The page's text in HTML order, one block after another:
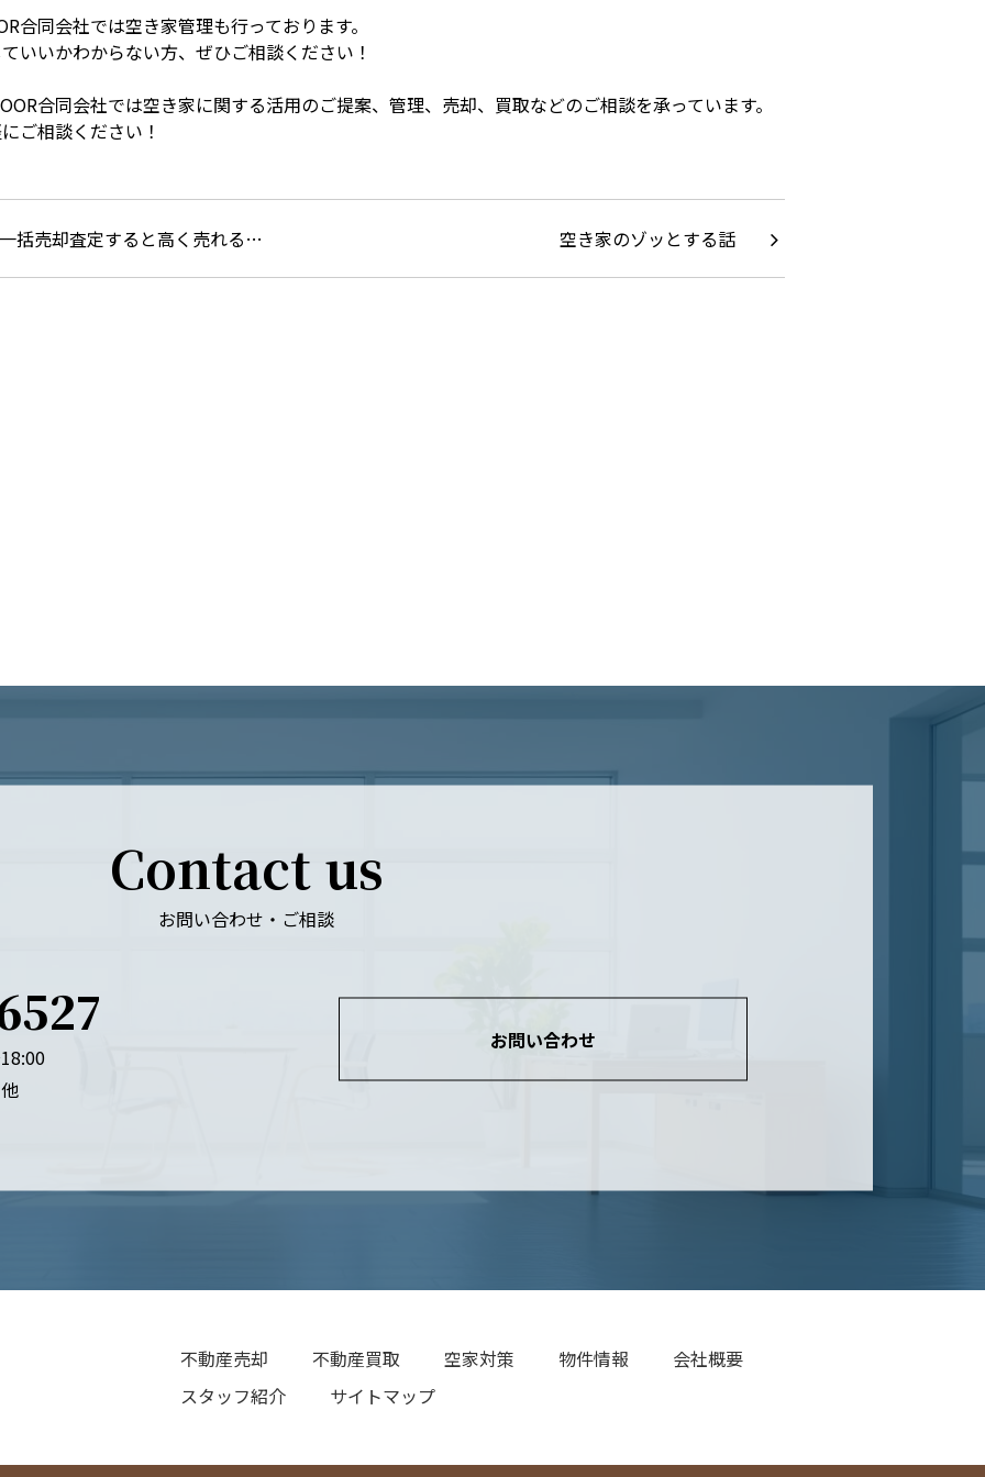
合同会社では空き家管理も行っております。
いいかわからない方、ぜひご相談ください！
合同会社では空き家に関する活用のご提案、管理、売却、買取などのご相談を承っています。
ご相談ください！
一括売却査定すると高く売れる… 空き家のゾッとする話
Contact us
お問い合わせ・ご相談
お問い合わせ
不動産売却 不動産買取 空家対策 物件情報
会社概要
スタッフ紹介
サイトマップ